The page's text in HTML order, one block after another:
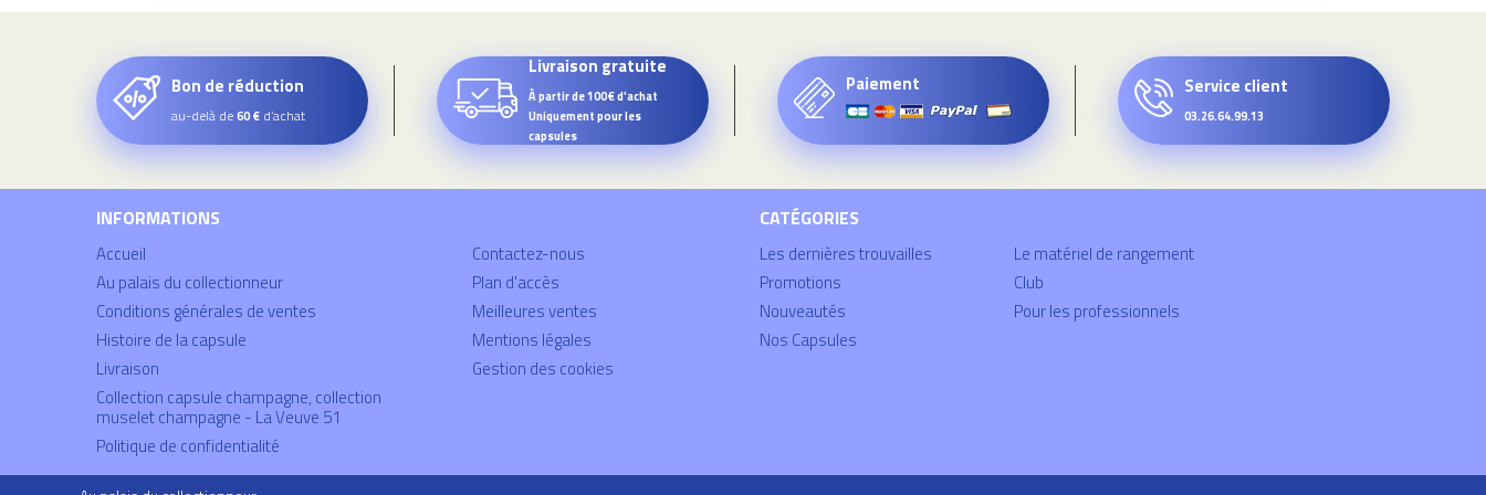
Bon de réduction
au-delà de60 € d’achat
Livraison gratuite
À partir de 100€ d'achat
Uniquement pour les
capsules
Paiement Service client
03.26.64.99.13
INFORMATIONS
Accueil
Au palais du collectionneur
Conditions générales de ventes
Histoire de la capsule
Livraison
Collection capsule champagne, collection
muselet champagne - La Veuve 51
Politique de confidentialité
Contactez-nous
Plan d'accès
Meilleures ventes
Mentions légales
Gestion des cookies
CATÉGORIES
Les dernières trouvailles
Promotions
Nouveautés
Nos Capsules
Le matériel de rangement
Club
Pour les professionnels